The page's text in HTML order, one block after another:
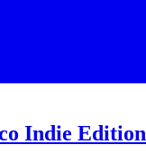
Indie Edition